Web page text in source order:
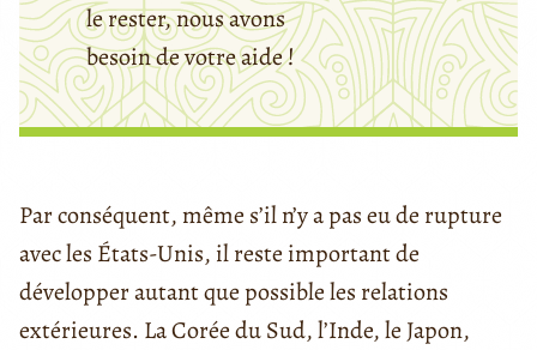
le rester, nous avons
besoin de votre aide !
Par conséquent, même s’il n’y a pas eu de rupture
avec les États-Unis, il reste important de
développer autant que possible les relations
extérieures. La Corée du Sud, l’Inde, le Japon,